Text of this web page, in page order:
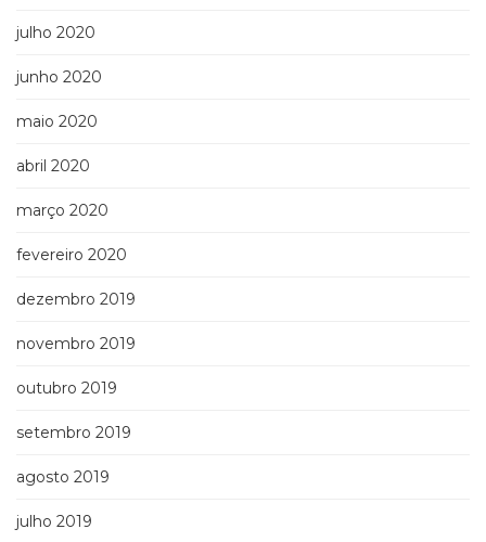
julho 2020
junho 2020
maio 2020
abril 2020
março 2020
fevereiro 2020
dezembro 2019
novembro 2019
outubro 2019
setembro 2019
agosto 2019
julho 2019